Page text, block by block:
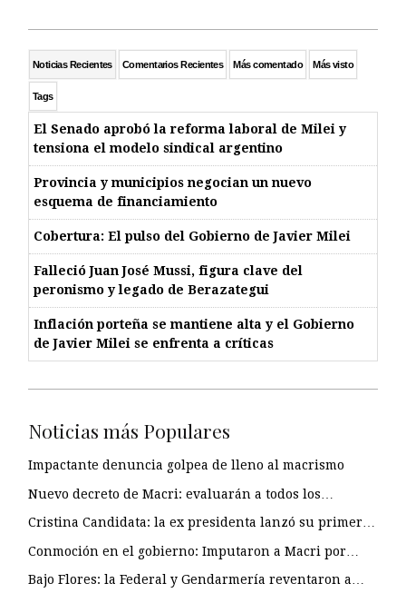
Noticias Recientes Comentarios Recientes Más comentado Más visto
Tags
El Senado aprobó la reforma laboral de Milei y
tensiona el modelo sindical argentino
Provincia y municipios negocian un nuevo
esquema de financiamiento
Cobertura: El pulso del Gobierno de Javier Milei
Falleció Juan José Mussi, figura clave del
peronismo y legado de Berazategui
Inflación porteña se mantiene alta y el Gobierno
de Javier Milei se enfrenta a críticas
Noticias más Populares
Impactante denuncia golpea de lleno al macrismo
Nuevo decreto de Macri: evaluarán a todos los…
Cristina Candidata: la ex presidenta lanzó su primer…
Conmoción en el gobierno: Imputaron a Macri por…
Bajo Flores: la Federal y Gendarmería reventaron a…